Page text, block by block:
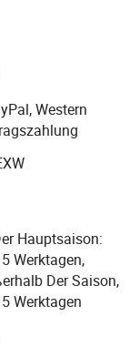
Modifikation,
10V,
(KOBELCO),
sind:
Schiff-
"Ehrlichkeit
der Kunden
Western
Hauptsaison:
Werktagen,
Der Saison,
Werktagen